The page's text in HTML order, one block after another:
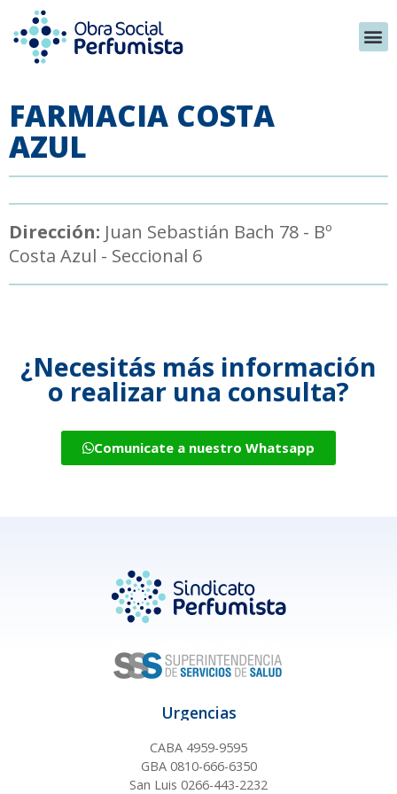
FARMACIA COSTA
AZUL
Dirección: Juan Sebastián Bach 78 - Bº
Costa Azul - Seccional 6
¿Necesitás más información
o realizar una consulta?
Comunicate a nuestro Whatsapp
Urgencias
CABA 4959-9595
GBA 0810-666-6350
San Luis 0266-443-2232